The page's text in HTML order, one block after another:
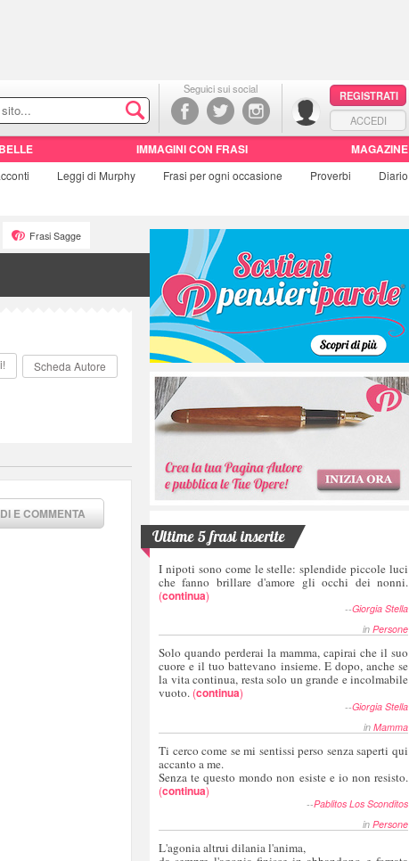
Seguici sui social
REGISTRATI
ACCEDI
IMMAGINI CON FRASI MAGAZINE
Leggi di Murphy Frasi per ogni occasione Proverbi
Diario
Frasi Sagge
Scheda Autore
E COMMENTA
Ultime 5 frasi inserite
I nipoti sono come le stelle: splendide piccole luci
che fanno brillare d'amore gli occhi dei nonni.
(continua)
--Giorgia Stella
in Persone
Solo quando perderai la mamma, capirai che il suo
cuore e il tuo battevano insieme. E dopo, anche se
la vita continua, resta solo un grande e incolmabile
vuoto. (continua)
--Giorgia Stella
in Mamma
Ti cerco come se mi sentissi perso senza saperti qui
accanto a me.
Senza te questo mondo non esiste e io non resisto.
(continua)
--Pablitos Los Sconditos
in Persone
L'agonia altrui dilania l'anima,